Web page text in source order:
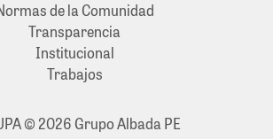
de la Comunidad
Transparencia
Institucional
Trabajos
© 2026 Grupo Albada PE